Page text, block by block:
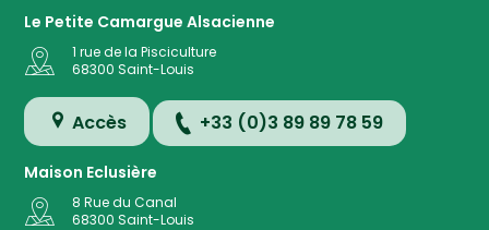
Le Petite Camargue Alsacienne
1 rue de la Pisciculture
68300 Saint-Louis
Accès +33 (0)3 89 89 78 59
Maison Eclusière
8 Rue du Canal
68300 Saint-Louis